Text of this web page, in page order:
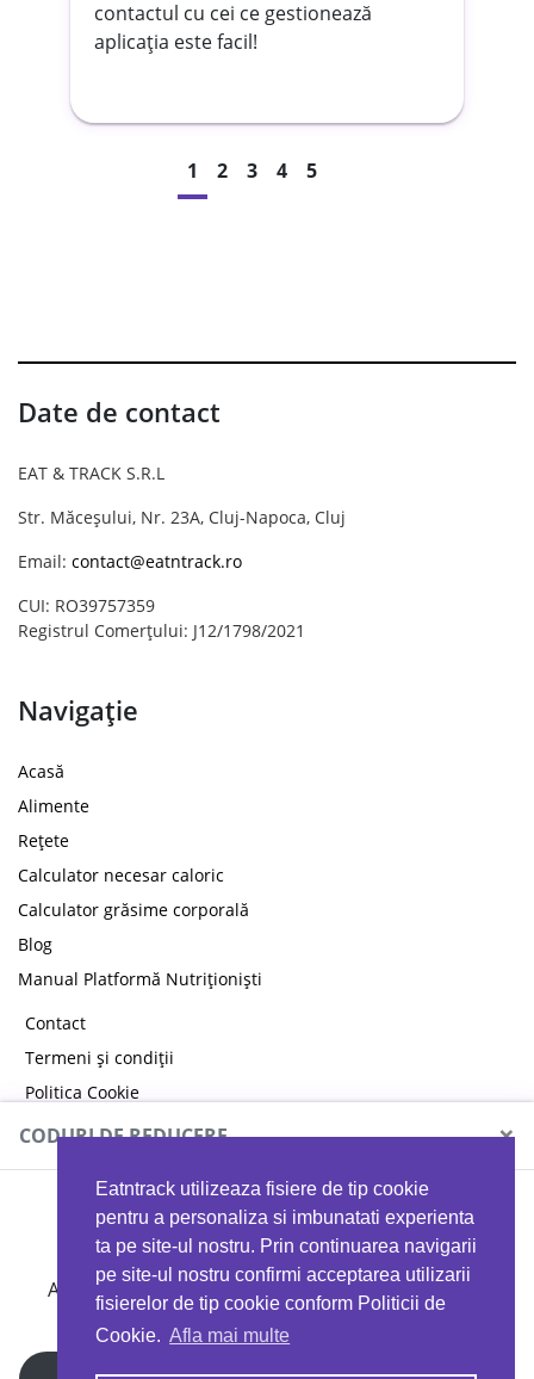
Eatntrack utilizeaza fisiere de tip cookie
pentru a personaliza si imbunatati experienta
ta pe site-ul nostru. Prin continuarea navigarii
pe site-ul nostru confirmi acceptarea utilizarii
fisierelor de tip cookie conform Politicii de
Cookie. Afla mai multe
contactul cu cei ce gestionează
aplicația este facil!
1 2 3 4 5
Date de contact
EAT & TRACK S.R.L
Str. Măceșului, Nr. 23A, Cluj-Napoca, Cluj
Email: contact@eatntrack.ro
CUI: RO39757359
Registrul Comerțului: J12/1798/2021
Navigație
Acasă
Alimente
Rețete
Calculator necesar caloric
Calculator grăsime corporală
Blog
Manual Platformă Nutriționiști
Contact
Termeni și condiții
Politica Cookie
Politica de confidențialitate
CODURI DE REDUCERE ×
MYPROTEIN
Ai 40%reducere la orice comandă folosind codul
EATTRACK